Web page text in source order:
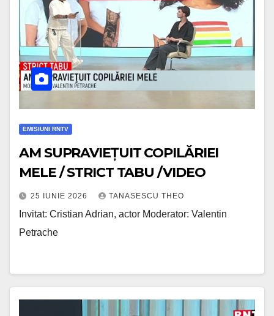
EMISIUNI RNTV
AM SUPRAVIEȚUIT COPILĂRIEI
MELE / STRICT TABU /VIDEO
25 IUNIE 2026 TANASESCU THEO
Invitat: Cristian Adrian, actor Moderator: Valentin
Petrache